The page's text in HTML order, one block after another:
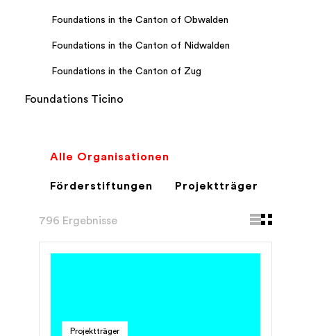
Foundations in the Canton of Obwalden
Foundations in the Canton of Nidwalden
Foundations in the Canton of Zug
Foundations Ticino
Alle Organisationen
Förderstiftungen Projektträger
796 Ergebnisse
Projektträger